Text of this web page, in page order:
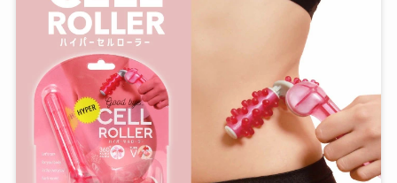
ベビー・キッズ
ギフト
慶弔商品
ブランド